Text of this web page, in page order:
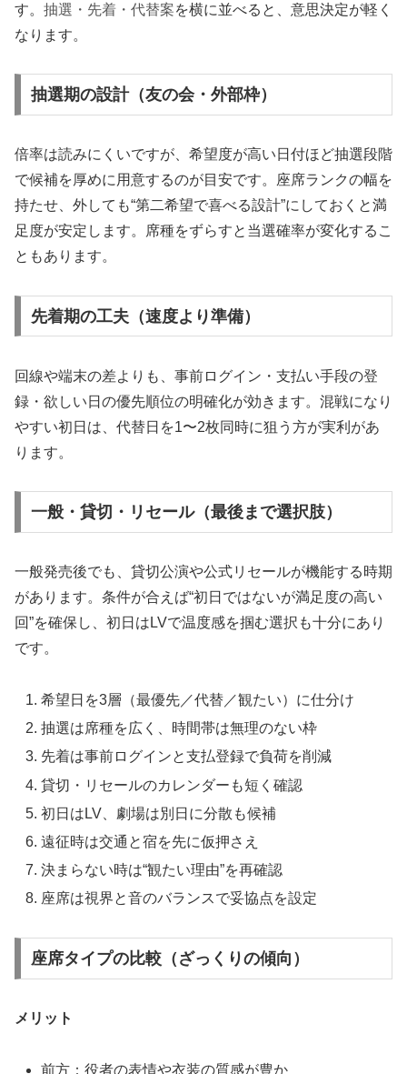
す。 抽選・先着・代替案を横に並べると、意思決定が軽く
なります。
抽選期の設計（友の会・外部枠）
倍率は読みにくいですが、希望度が高い日付ほど抽選段階
で候補を厚めに用意するのが目安です。座席ランクの幅を
持たせ、外しても“第二希望で喜べる設計”にしておくと満
足度が安定します。席種をずらすと当選確率が変化するこ
ともあります。
先着期の工夫（速度より準備）
回線や端末の差よりも、事前ログイン・支払い手段の登
録・欲しい日の優先順位の明確化が効きます。混戦になり
やすい初日は、代替日を1〜2枚同時に狙う方が実利があ
ります。
一般・貸切・リセール（最後まで選択肢）
一般発売後でも、貸切公演や公式リセールが機能する時期
があります。条件が合えば“初日ではないが満足度の高い
回”を確保し、初日はLVで温度感を掴む選択も十分にあり
です。
希望日を3層（最優先／代替／観たい）に仕分け
抽選は席種を広く、時間帯は無理のない枠
先着は事前ログインと支払登録で負荷を削減
貸切・リセールのカレンダーも短く確認
初日はLV、劇場は別日に分散も候補
遠征時は交通と宿を先に仮押さえ
決まらない時は“観たい理由”を再確認
座席は視界と音のバランスで妥協点を設定
座席タイプの比較（ざっくりの傾向）
メリット
前方：役者の表情や衣装の質感が豊か